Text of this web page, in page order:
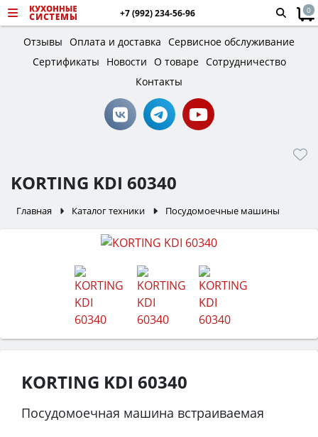
+7 (992) 234-56-96 0
Отзывы Оплата и доставка Сервисное обслуживание
Сертификаты
Новости О товаре Сотрудничество
Контакты
KORTING KDI 60340
Главная Каталог техники Посудомоечные машины
KORTING KDI 60340
Посудомоечная машина встраиваемая